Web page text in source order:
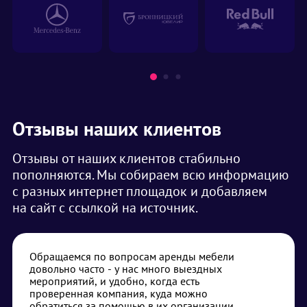
Отзывы наших клиентов
Отзывы от наших клиентов стабильно
пополняются. Мы собираем всю информацию
с разных интернет площадок и добавляем
на сайт с ссылкой на источник.
Обращаемся по вопросам аренды мебели
довольно часто - у нас много выездных
мероприятий, и удобно, когда есть
проверенная компания, куда можно